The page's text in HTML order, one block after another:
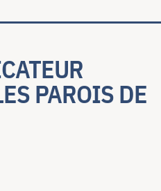
PAROIS DE